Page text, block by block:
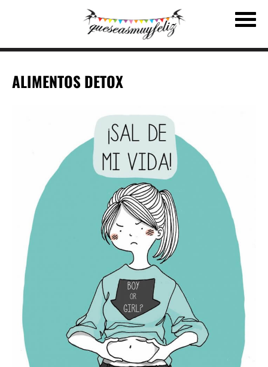
ALIMENTOS DETOX